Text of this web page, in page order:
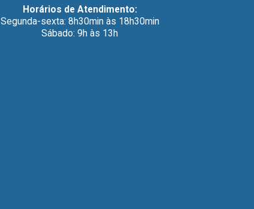
Horários de Atendimento:
Segunda-sexta: 8h30min às 18h30min
Sábado: 9h às 13h